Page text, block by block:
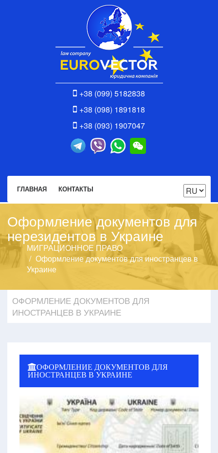
+38 (099) 5182838
+38 (098) 1891818
+38 (093) 1907047
ГЛАВНАЯ КОНТАКТЫ
Оформление документов для
нерезидентов в Украине
МИГРАЦИОННОЕ ПРАВО
Оформление документов для иностранцев в
Украине
ОФОРМЛЕНИЕ ДОКУМЕНТОВ ДЛЯ
ИНОСТРАНЦЕВ В УКРАИНЕ
ОФОРМЛЕНИЕ ДОКУМЕНТОВ ДЛЯ
ИНОСТРАНЦЕВ В УКРАИНЕ